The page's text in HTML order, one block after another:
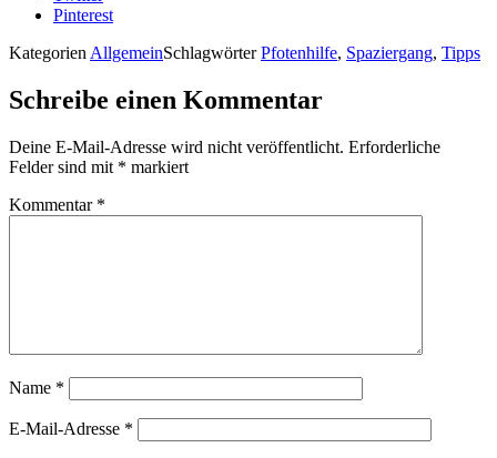
Pinterest
Kategorien AllgemeinSchlagwörterPfotenhilfe, Spaziergang, Tipps
Schreibe einen Kommentar
Deine E-Mail-Adresse wird nicht veröffentlicht. Erforderliche
Felder sind mit * markiert
Kommentar *
Name *
E-Mail-Adresse *